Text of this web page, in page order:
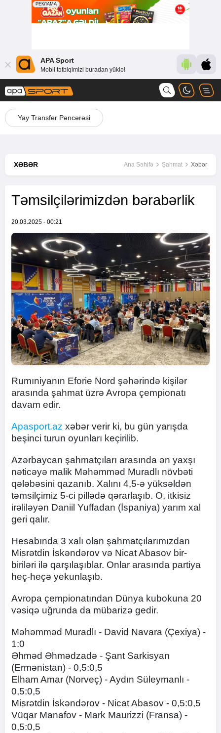
APA Sport
Mobil tətbiqimizi buradan yüklə!
Yay Transfer Pəncərəsi
XƏBƏR Ana Səhifə Şahmat Xəbər
Təmsilçilərimizdən bərabərlik
20.03.2025 - 00:21
Rumıniyanın Eforie Nord şəhərində kişilər
arasında şahmat üzrə Avropa çempionatı
davam edir.
Apasport.az xəbər verir ki, bu gün yarışda
beşinci turun oyunları keçirilib.
Azərbaycan şahmatçıları arasında ən yaxşı
nəticəyə malik Məhəmməd Muradlı növbəti
qələbəsini qazanıb. Xalını 4,5-ə yüksəldən
təmsilçimiz 5-ci pillədə qərarlaşıb. O, itkisiz
irəliləyən Daniil Yuffadan (İspaniya) yarım xal
geri qalır.
Hesabında 3 xalı olan şahmatçılarımızdan
Misrətdin İskəndərov və Nicat Abasov bir-
biriləri ilə qarşılaşıblar. Onlar arasında partiya
heç-heçə yekunlaşıb.
Avropa çempionatından Dünya kubokuna 20
vəsiqə uğrunda da mübarizə gedir.
Məhəmməd Muradlı - David Navara (Çexiya) -
1:0
Əhməd Əhmədzadə - Şant Sarkisyan
(Ermənistan) - 0,5:0,5
Elham Amar (Norveç) - Aydın Süleymanlı -
0,5:0,5
Misrətdin İskəndərov - Nicat Abasov - 0,5:0,5
Vüqar Manafov - Mark Maurizzi (Fransa) -
0,5:0,5